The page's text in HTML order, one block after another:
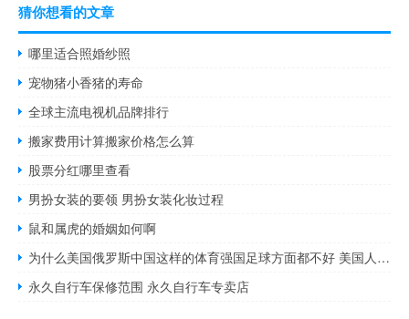
猜你想看的文章
哪里适合照婚纱照
宠物猪小香猪的寿命
全球主流电视机品牌排行
搬家费用计算搬家价格怎么算
股票分红哪里查看
男扮女装的要领 男扮女装化妆过程
鼠和属虎的婚姻如何啊
为什么美国俄罗斯中国这样的体育强国足球方面都不好 美国人为什么不踢足球
永久自行车保修范围 永久自行车专卖店